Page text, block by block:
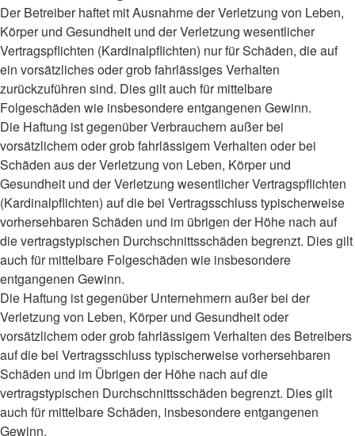
Der Betreiber haftet mit Ausnahme der Verletzung von Leben,
Körper und Gesundheit und der Verletzung wesentlicher
Vertragspflichten (Kardinalpflichten) nur für Schäden, die auf
ein vorsätzliches oder grob fahrlässiges Verhalten
zurückzuführen sind. Dies gilt auch für mittelbare
Folgeschäden wie insbesondere entgangenen Gewinn.
Die Haftung ist gegenüber Verbrauchern außer bei
vorsätzlichem oder grob fahrlässigem Verhalten oder bei
Schäden aus der Verletzung von Leben, Körper und
Gesundheit und der Verletzung wesentlicher Vertragspflichten
(Kardinalpflichten) auf die bei Vertragsschluss typischerweise
vorhersehbaren Schäden und im übrigen der Höhe nach auf
die vertragstypischen Durchschnittsschäden begrenzt. Dies gilt
auch für mittelbare Folgeschäden wie insbesondere
entgangenen Gewinn.
Die Haftung ist gegenüber Unternehmern außer bei der
Verletzung von Leben, Körper und Gesundheit oder
vorsätzlichem oder grob fahrlässigem Verhalten des Betreibers
auf die bei Vertragsschluss typischerweise vorhersehbaren
Schäden und im Übrigen der Höhe nach auf die
vertragstypischen Durchschnittsschäden begrenzt. Dies gilt
auch für mittelbare Schäden, insbesondere entgangenen
Gewinn.